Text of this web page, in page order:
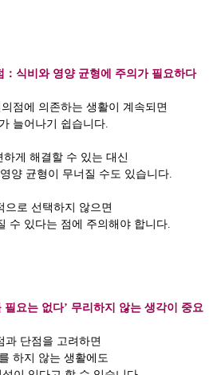
：식비와 영양 균형에 주의가 필요하다
점에 의존하는 생활이 계속되면
늘어나기 쉽습니다.
하게 해결할 수 있는 대신
양 균형이 무너질 수도 있습니다.
으로 선택하지 않으면
수 있다는 점에 주의해야 합니다.
필요는 없다’ 무리하지 않는 생각이 중요
과 단점을 고려하면
하지 않는 생활에도